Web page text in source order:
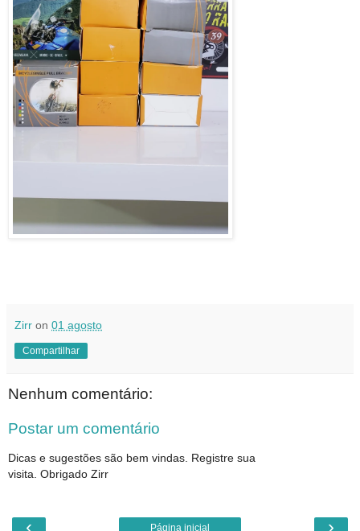
Zirr on 01 agosto
Compartilhar
Nenhum comentário:
Postar um comentário
Dicas e sugestões são bem vindas. Registre sua
visita. Obrigado Zirr
‹ ›
Página inicial